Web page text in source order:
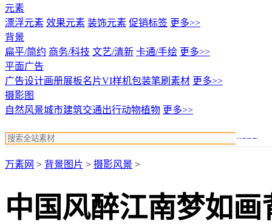
元素
漂浮元素 效果元素 装饰元素 促销标签 更多>>
背景
扁平/简约 商务/科技 文艺/清新 卡通/手绘 更多>>
平面广告
广告设计画册展板名片VI样机包装笔刷素材 更多>>
摄影图
自然风景城市建筑交通出行动物植物 更多>>
万素网 > 背景图片 > 摄影风景 >
中国风醉江南梦如画